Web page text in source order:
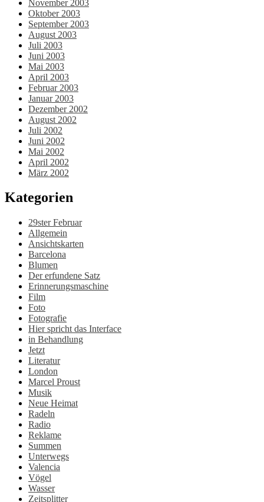
November 2003
Oktober 2003
September 2003
August 2003
Juli 2003
Juni 2003
Mai 2003
April 2003
Februar 2003
Januar 2003
Dezember 2002
August 2002
Juli 2002
Juni 2002
Mai 2002
April 2002
März 2002
Kategorien
29ster Februar
Allgemein
Ansichtskarten
Barcelona
Blumen
Der erfundene Satz
Erinnerungsmaschine
Film
Foto
Fotografie
Hier spricht das Interface
in Behandlung
Jetzt
Literatur
London
Marcel Proust
Musik
Neue Heimat
Radeln
Radio
Reklame
Summen
Unterwegs
Valencia
Vögel
Wasser
Zeitsplitter